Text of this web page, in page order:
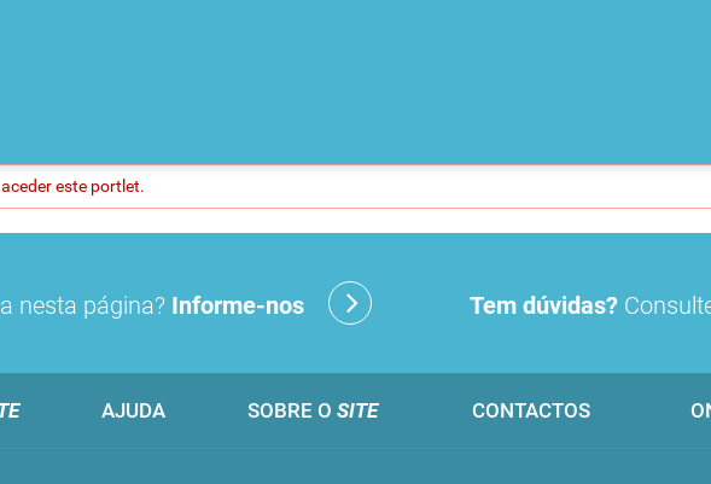
este portlet.
nesta página? Informe-nos Tem dúvidas?
AJUDA SOBRE O SITE CONTACTOS